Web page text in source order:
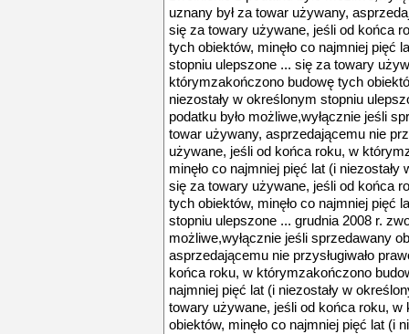
uznany był za towar używany,
się za towary używane, jeśli od końca
tych obiektów, minęło co najmniej pięć
stopniu ulepszone ... się za towary
którymzakończono budowę tych
niezostały w określonym stopniu
podatku było możliwe,wyłącznie jeśli
towar używany, asprzedającemu nie
używane, jeśli od końca roku, w
minęło co najmniej pięć lat (i
się za towary używane, jeśli od końca
tych obiektów, minęło co najmniej pięć
stopniu ulepszone ... grudnia 2008 r.
możliwe,wyłącznie jeśli sprzedawany
asprzedającemu nie przysługiwało
końca roku, w którymzakończono
najmniej pięć lat (i niezostały w
towary używane, jeśli od końca roku,
obiektów, minęło co najmniej pięć lat (i